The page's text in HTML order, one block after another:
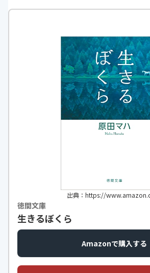
出典：https://
徳間文庫
生きるぼくら
Amazonで購入する